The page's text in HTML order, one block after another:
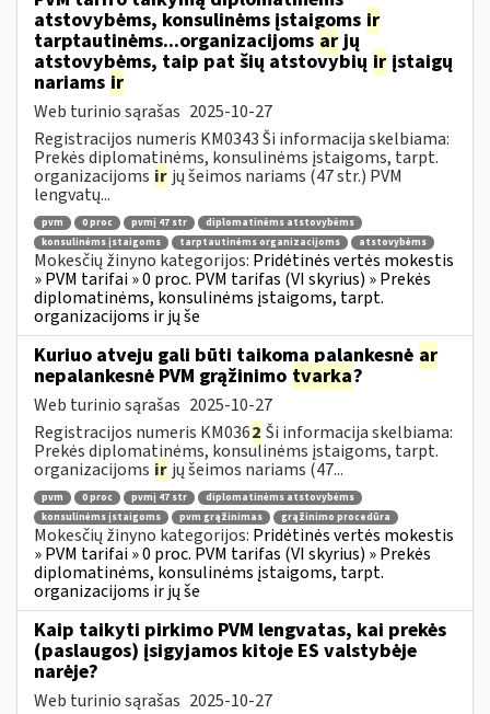
atstovybėms, konsulinėms įstaigoms ir
tarptautinėms...organizacijoms arjų
atstovybėms, taip pat šių atstovybių ir įstaigų
nariams ir
Web turinio sąrašas 2025-10-27
Registracijos numeris KM0343 Ši informacija skelbiama:
Prekės diplomatinėms, konsulinėms įstaigoms, tarpt.
organizacijoms ir jų šeimos nariams (47 str.) PVM
lengvatų...
pvm 0 proc pvmį 47 str
diplomatinėms atstovybėms
konsulinėms įstaigoms
tarptautinėms organizacijoms atstovybėms
Mokesčių žinyno kategorijos: Pridėtinės vertės mokestis
» PVM tarifai » 0 proc. PVM tarifas (VI skyrius) » Prekės
diplomatinėms, konsulinėms įstaigoms, tarpt.
organizacijoms ir jų še
Kuriuo atveju gali būti taikoma palankesnė ar
nepalankesnė PVM grąžinimo tvarka?
Web turinio sąrašas 2025-10-27
Registracijos numeris KM0362 Ši informacija skelbiama:
Prekės diplomatinėms, konsulinėms įstaigoms, tarpt.
organizacijoms ir jų šeimos nariams (47...
pvm 0 proc pvmį 47 str
diplomatinėms atstovybėms
konsulinėms įstaigoms
pvm grąžinimas grąžinimo procedūra
Mokesčių žinyno kategorijos: Pridėtinės vertės mokestis
» PVM tarifai » 0 proc. PVM tarifas (VI skyrius) » Prekės
diplomatinėms, konsulinėms įstaigoms, tarpt.
organizacijoms ir jų še
Kaip taikyti pirkimo PVM lengvatas, kai prekės
(paslaugos) įsigyjamos kitoje ES valstybėje
narėje?
Web turinio sąrašas 2025-10-27